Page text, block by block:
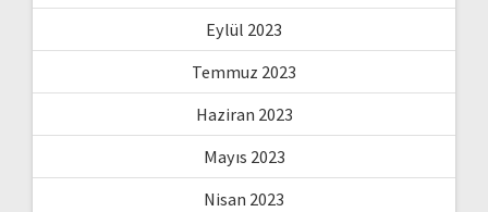
Eylül 2023
Temmuz 2023
Haziran 2023
Mayıs 2023
Nisan 2023